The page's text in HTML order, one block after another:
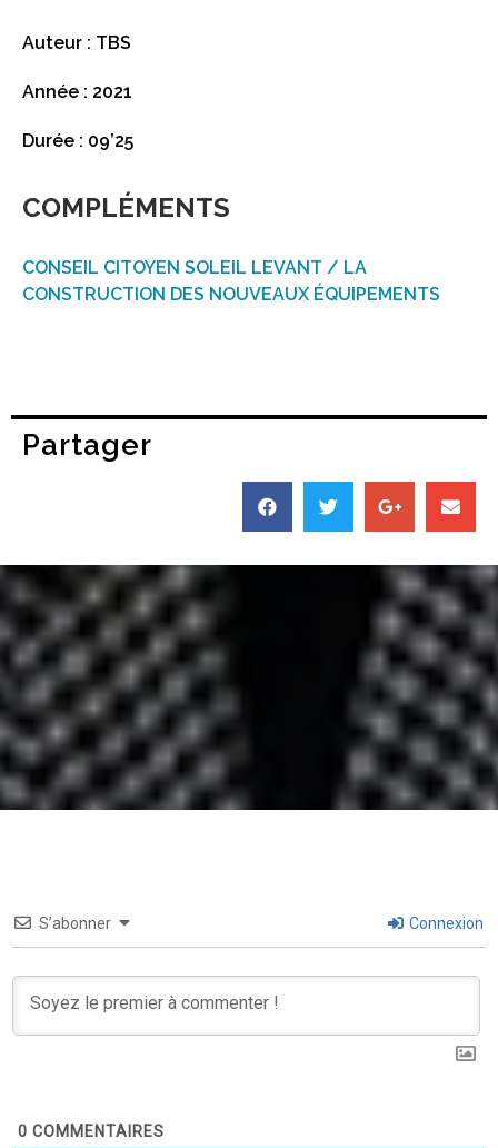
Auteur : TBS
Année : 2021
Durée : 09’25
COMPLÉMENTS
CONSEIL CITOYEN SOLEIL LEVANT / LA
CONSTRUCTION DES NOUVEAUX ÉQUIPEMENTS
Partager
S’abonner Connexion
0 COMMENTAIRES